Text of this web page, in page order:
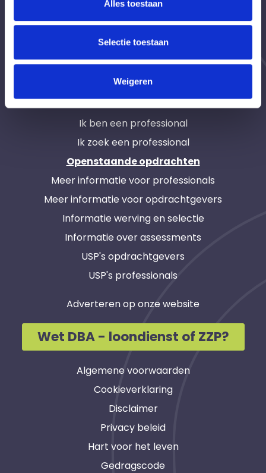
Alles toestaan
Selectie toestaan
Weigeren
Werkwijze
Waar zijn wij actief
Tarieven
Bedrijfsanimatievideo
Ik ben een professional
Ik zoek een professional
Openstaande opdrachten
Meer informatie voor professionals
Meer informatie voor opdrachtgevers
Informatie werving en selectie
Informatie over assessments
USP's opdrachtgevers
USP's professionals
Adverteren op onze website
Wet DBA - loondienst of ZZP?
Algemene voorwaarden
Cookieverklaring
Disclaimer
Privacy beleid
Hart voor het leven
Gedragscode